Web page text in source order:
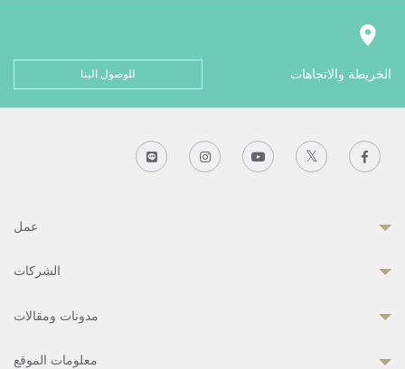
الخريطة والاتجاهات للوصول الينا
عمل
الشركات
مدونات ومقالات
معلومات الموقع